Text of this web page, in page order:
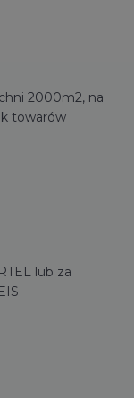
2000m2, na
towarów
lub za